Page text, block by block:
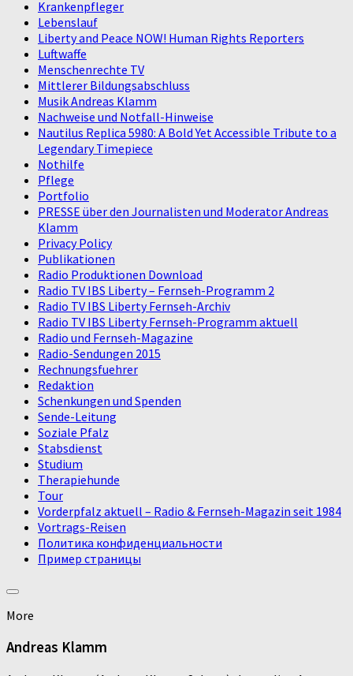
Krankenpfleger
Lebenslauf
Liberty and Peace NOW! Human Rights Reporters
Luftwaffe
Menschenrechte TV
Mittlerer Bildungsabschluss
Musik Andreas Klamm
Nachweise und Notfall-Hinweise
Nautilus Replica 5980: A Bold Yet Accessible Tribute to a
Legendary Timepiece
Nothilfe
Pflege
Portfolio
PRESSE über den Journalisten und Moderator Andreas
Klamm
Privacy Policy
Publikationen
Radio Produktionen Download
Radio TV IBS Liberty – Fernseh-Programm 2
Radio TV IBS Liberty Fernseh-Archiv
Radio TV IBS Liberty Fernseh-Programm aktuell
Radio und Fernseh-Magazine
Radio-Sendungen 2015
Rechnungsfuehrer
Redaktion
Schenkungen und Spenden
Sende-Leitung
Soziale Pfalz
Stabsdienst
Studium
Therapiehunde
Tour
Vorderpfalz aktuell – Radio & Fernseh-Magazin seit 1984
Vortrags-Reisen
Политика конфиденциальности
Пример страницы
More
Andreas Klamm